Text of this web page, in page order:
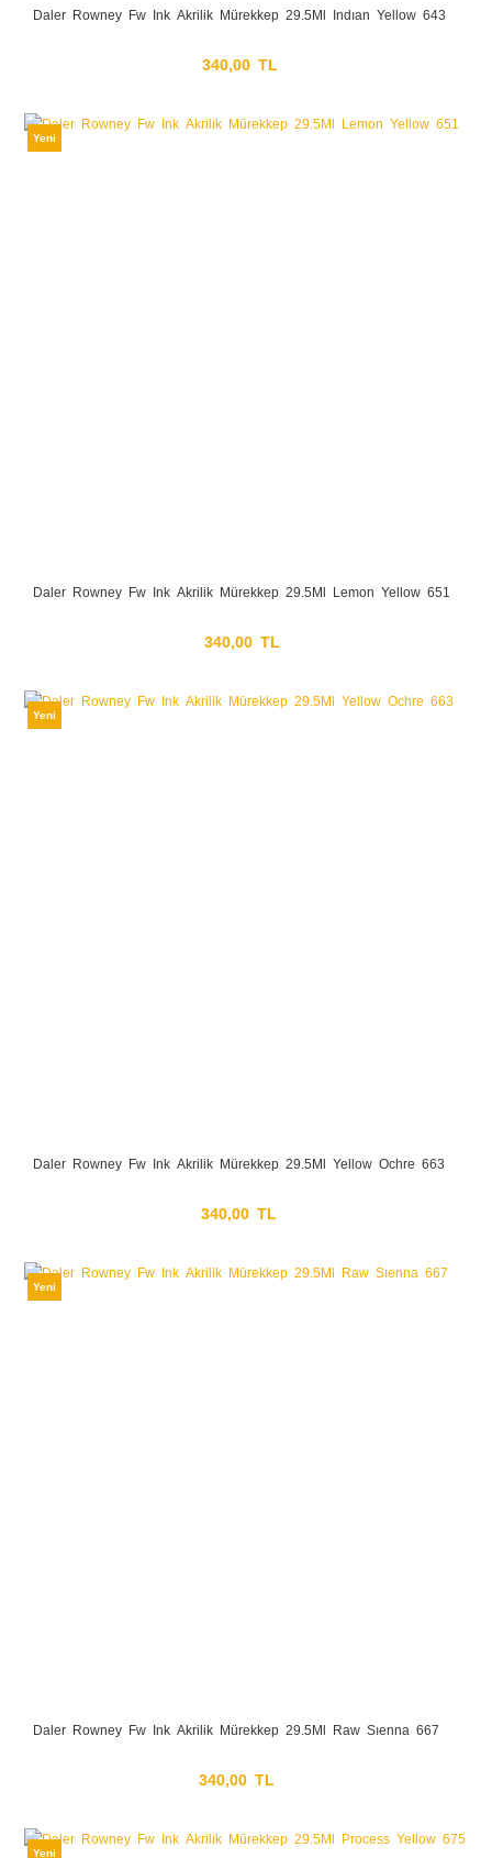
Daler Rowney Fw Ink Akrilik Mürekkep 29.5Ml Indıan Yellow 643
340,00 TL
Yeni
Daler Rowney Fw Ink Akrilik Mürekkep 29.5Ml Lemon Yellow 651
340,00 TL
Yeni
Daler Rowney Fw Ink Akrilik Mürekkep 29.5Ml Yellow Ochre 663
340,00 TL
Yeni
Daler Rowney Fw Ink Akrilik Mürekkep 29.5Ml Raw Sıenna 667
340,00 TL
Yeni